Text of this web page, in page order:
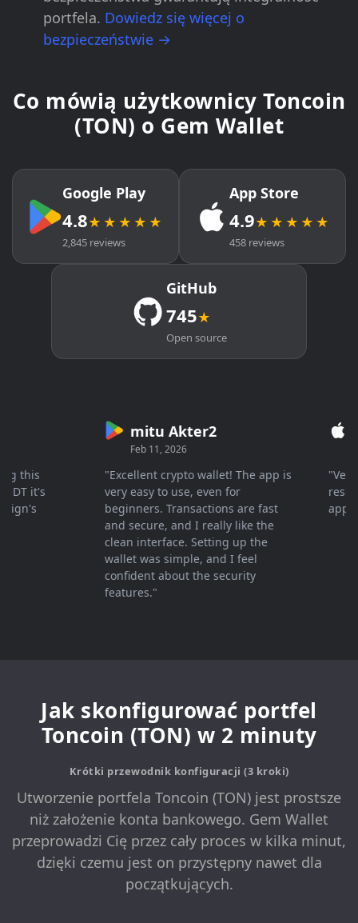
portfela. Dowiedz się więcej o
bezpieczeństwie →
Co mówią użytkownicy Toncoin
(TON) o Gem Wallet
Google Play
4.8★★★★★
2,845 reviews
App Store
4.9★★★★★
458 reviews
GitHub
745★
Open source
this
it's
mitu Akter2
Feb 11, 2026
"Excellent crypto wallet! The app is
very easy to use, even for
beginners. Transactions are fast
and secure, and I really like the
clean interface. Setting up the
wallet was simple, and I feel
confident about the security
features."
"Very
Jak skonfigurować portfel
Toncoin (TON) w 2 minuty
Krótki przewodnik konfiguracji (3 kroki)
Utworzenie portfela Toncoin (TON) jest prostsze
niż założenie konta bankowego. Gem Wallet
przeprowadzi Cię przez cały proces w kilka minut,
dzięki czemu jest on przystępny nawet dla
początkujących.